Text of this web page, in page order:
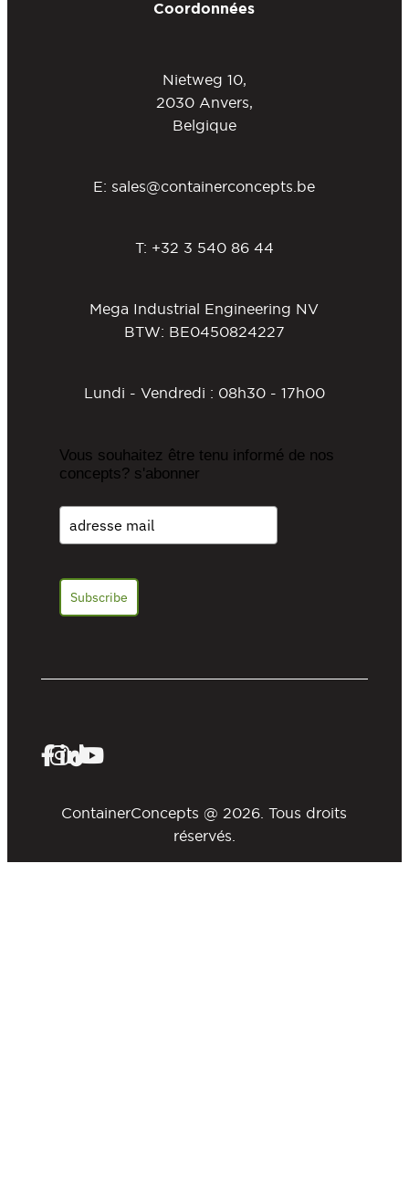
Coordonnées
Nietweg 10,
2030 Anvers,
Belgique
E: sales@containerconcepts.be
T: +32 3 540 86 44
Mega Industrial Engineering NV
BTW: BE0450824227
Lundi - Vendredi : 08h30 - 17h00
Vous souhaitez être tenu informé de nos
concepts? s'abonner
Subscribe
ContainerConcepts @ 2026. Tous droits
réservés.